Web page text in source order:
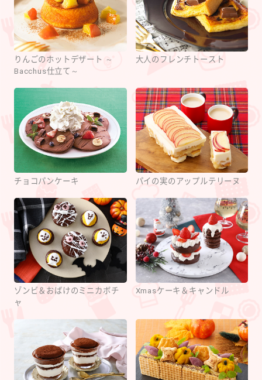
りんごのホットデザート ～
Bacchus仕立て～
大人のフレンチトースト
チョコパンケーキ パイの実のアップルテリーヌ
ゾンビ＆おばけのミニカボチ
ャ
Xmasケーキ＆キャンドル